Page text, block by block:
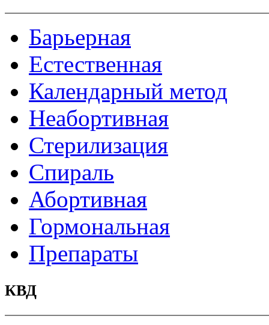
Барьерная
Естественная
Календарный метод
Неабортивная
Стерилизация
Спираль
Абортивная
Гормональная
Препараты
КВД